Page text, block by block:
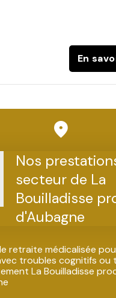
En
Nos
secteur de La
Bouilladisse
d'Aubagne
retraite médicalisée
troubles cognitifs ou
La Bouilladisse